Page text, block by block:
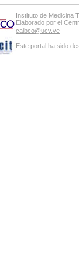
Instituto de Medicina
Elaborado por el
caibco@ucv.ve
Este portal ha sido